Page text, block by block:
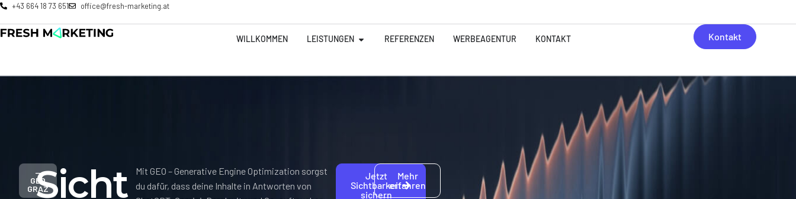
+43 664 18 73 651 office@fresh-marketing.at
WILLKOMMEN LEISTUNGEN REFERENZEN WERBEAGENTUR KONTAKT Kontakt
—
GEO
GRAZ
Sicht
Mit GEO – Generative Engine Optimization sorgst
du dafür, dass deine Inhalte in Antworten von
Jetzt
Sichtbarkeit
sichern
Mehr
erfahren